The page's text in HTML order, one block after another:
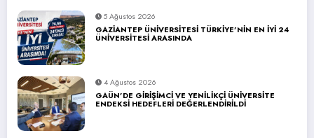
5 Ağustos 2026
GAZİANTEP ÜNİVERSİTESİ TÜRKİYE’NİN EN İYİ 24
ÜNİVERSİTESİ ARASINDA
4 Ağustos 2026
GAÜN’DE GİRİŞİMCİ VE YENİLİKÇİ ÜNİVERSİTE
ENDEKSİ HEDEFLERİ DEĞERLENDİRİLDİ